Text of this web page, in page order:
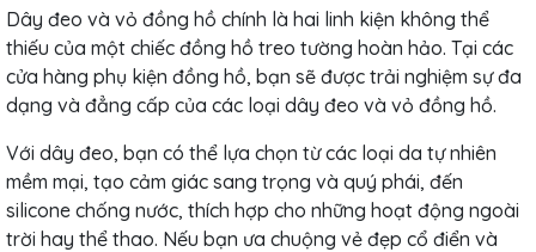
Dây đeo và vỏ đồng hồ chính là hai linh kiện không thể
thiếu của một chiếc đồng hồ treo tường hoàn hảo. Tại các
cửa hàng phụ kiện đồng hồ, bạn sẽ được trải nghiệm sự đa
dạng và đẳng cấp của các loại dây đeo và vỏ đồng hồ.
Với dây đeo, bạn có thể lựa chọn từ các loại da tự nhiên
mềm mại, tạo cảm giác sang trọng và quý phái, đến
silicone chống nước, thích hợp cho những hoạt động ngoài
trời hay thể thao. Nếu bạn ưa chuộng vẻ đẹp cổ điển và